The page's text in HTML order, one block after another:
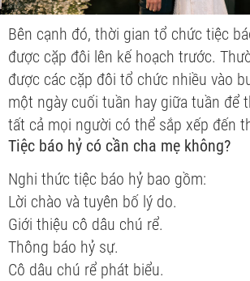
Bên cạnh đó, thời gian tổ chức tiệc
được cặp đôi lên kế hoạch trước.
được các cặp đôi tổ chức nhiều vào
một ngày cuối tuần hay giữa tuần để
tất cả mọi người có thể sắp xếp đến
Tiệc báo hỷ có cần cha mẹ không?
Nghi thức tiệc báo hỷ bao gồm:
Lời chào và tuyên bố lý do.
Giới thiệu cô dâu chú rể.
Thông báo hỷ sự.
Cô dâu chú rể phát biểu.